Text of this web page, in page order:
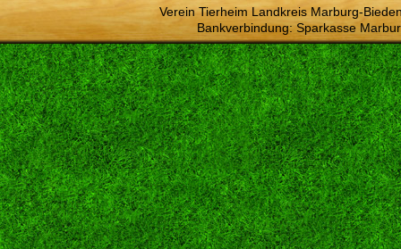
Verein Tierheim Landkreis Marburg-
Bankverbindung: Sparkasse